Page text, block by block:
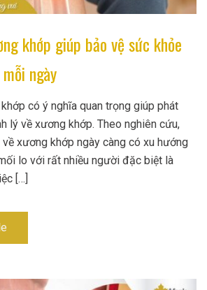
khớp giúp bảo vệ sức khỏe
ngày
có ý nghĩa quan trọng giúp phát
lý về xương khớp. Theo nghiên cứu,
về xương khớp ngày càng có xu hướng
lo với rất nhiều người đặc biệt là
[…]